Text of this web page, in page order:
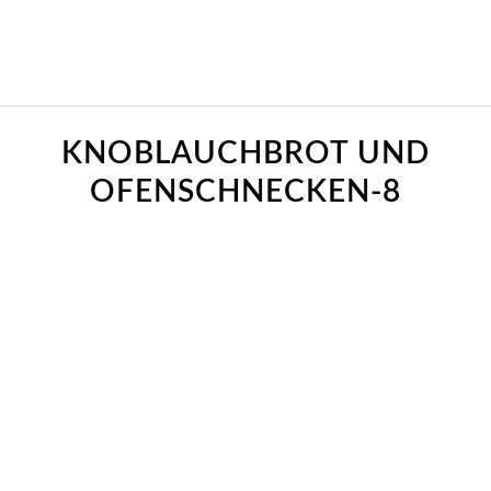
KNOBLAUCHBROT UND
OFENSCHNECKEN-8